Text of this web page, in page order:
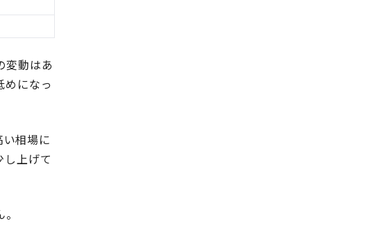
変動はあ
めになっ
相場に
上げて